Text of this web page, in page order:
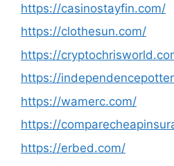
https://casinostayfin.com/
https://clothesun.com/
https://
https://
https://wamerc.com/
https://
https://erbed.com/